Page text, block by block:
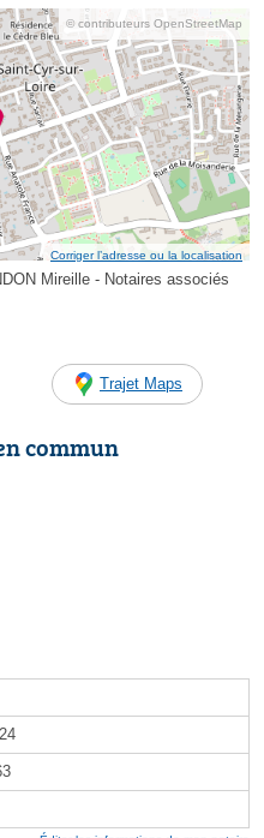
© contributeurs OpenStreetMap
Corriger l’adresse ou la localisation
Mireille - Notaires associés
Trajet Maps
commun